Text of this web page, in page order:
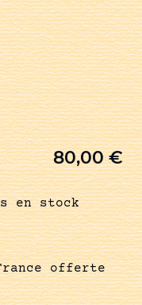
80,00€
en stock
offerte